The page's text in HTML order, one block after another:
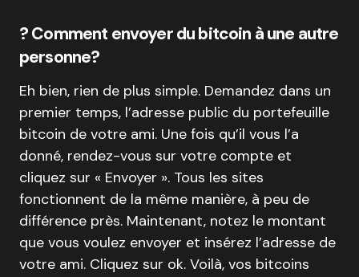
? Comment envoyer du bitcoin à une autre
personne?
Eh bien, rien de plus simple. Demandez dans un
premier temps, l’adresse public du portefeuille
bitcoin de votre ami. Une fois qu’il vous l’a
donné, rendez-vous sur votre compte et
cliquez sur « Envoyer ». Tous les sites
fonctionnent de la même manière, à peu de
différence près. Maintenant, notez le montant
que vous voulez envoyer et insérez l’adresse de
votre ami. Cliquez sur ok. Voilà, vos bitcoins